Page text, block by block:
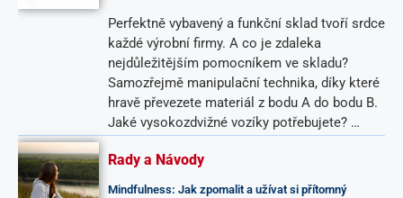
Perfektně vybavený a funkční sklad tvoří srdce
každé výrobní firmy. A co je zdaleka
nejdůležitějším pomocníkem ve skladu?
Samozřejmě manipulační technika, díky které
hravě převezete materiál z bodu A do bodu B.
Jaké vysokozdvižné vozíky potřebujete? …
Rady a Návody
Mindfulness: Jak zpomalit a užívat si přítomný